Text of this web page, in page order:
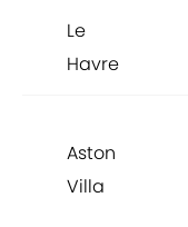
Le
Havre
Aston
Villa